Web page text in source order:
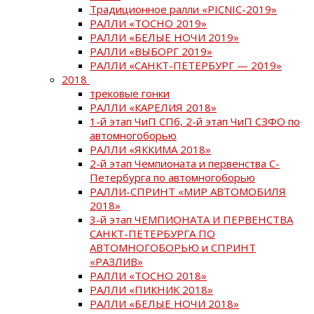
Традиционное ралли «PICNIC-2019»
РАЛЛИ «ТОСНО 2019»
РАЛЛИ «БЕЛЫЕ НОЧИ 2019»
РАЛЛИ «ВЫБОРГ 2019»
РАЛЛИ «САНКТ-ПЕТЕРБУРГ — 2019»
2018
трековые гонки
РАЛЛИ «КАРЕЛИЯ 2018»
1-й этап ЧиП СПб, 2-й этап ЧиП СЗФО по
автомногоборью
РАЛЛИ «ЯККИМА 2018»
2-й этап Чемпионата и первенства С-
Петербурга по автомногоборью
РАЛЛИ-СПРИНТ «МИР АВТОМОБИЛЯ
2018»
3-й этап ЧЕМПИОНАТА И ПЕРВЕНСТВА
САНКТ-ПЕТЕРБУРГА ПО
АВТОМНОГОБОРЬЮ и СПРИНТ
«РАЗЛИВ»
РАЛЛИ «ТОСНО 2018»
РАЛЛИ «ПИКНИК 2018»
РАЛЛИ «БЕЛЫЕ НОЧИ 2018»